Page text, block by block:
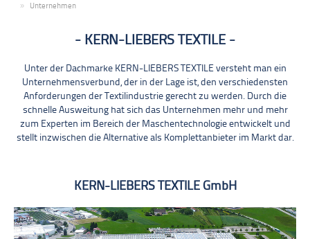
Unternehmen
KERN-LIEBERS TEXTILE
Unter der Dachmarke KERN-LIEBERS TEXTILE versteht man ein
Unternehmensverbund, der in der Lage ist, den verschiedensten
Anforderungen der Textilindustrie gerecht zu werden. Durch die
schnelle Ausweitung hat sich das Unternehmen mehr und mehr
zum Experten im Bereich der Maschentechnologie entwickelt und
stellt inzwischen die Alternative als Komplettanbieter im Markt dar.
KERN-LIEBERS TEXTILE GmbH